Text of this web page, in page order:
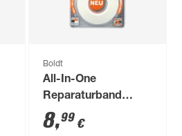
Boldt
All-In-One
Reparaturband
'PowerSOS'
wasserfest 1,5 m
8,99 €